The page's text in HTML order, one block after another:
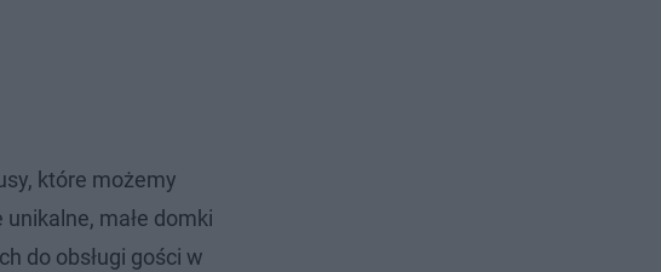
które możemy
unikalne, małe domki
do obsługi gości w